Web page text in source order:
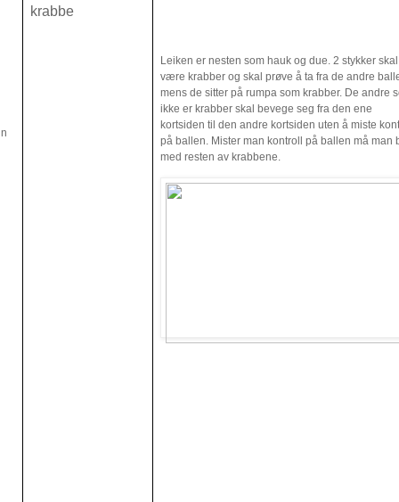
krabbe
Leiken er nesten som hauk og due. 2 stykker skal
være krabber og skal prøve å ta fra de andre
mens de sitter på rumpa som krabber. De andre
ikke er krabber skal bevege seg fra den ene
kortsiden til den andre kortsiden uten å miste
på ballen. Mister man kontroll på ballen må man
med resten av krabbene.